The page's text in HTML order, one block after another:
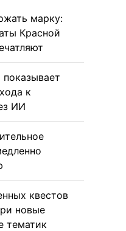
марку:
Красной
к
ИИ
квестов
новые
тематик